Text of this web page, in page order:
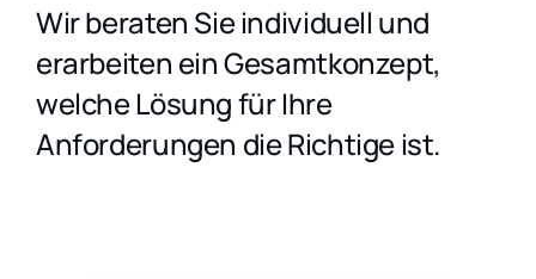
Wir beraten Sie individuell und
erarbeiten ein Gesamtkonzept,
welche Lösung für Ihre
Anforderungen die Richtige ist.